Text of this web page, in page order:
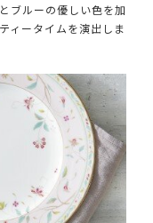
ブルーの優しい色を加
ィータイムを演出しま